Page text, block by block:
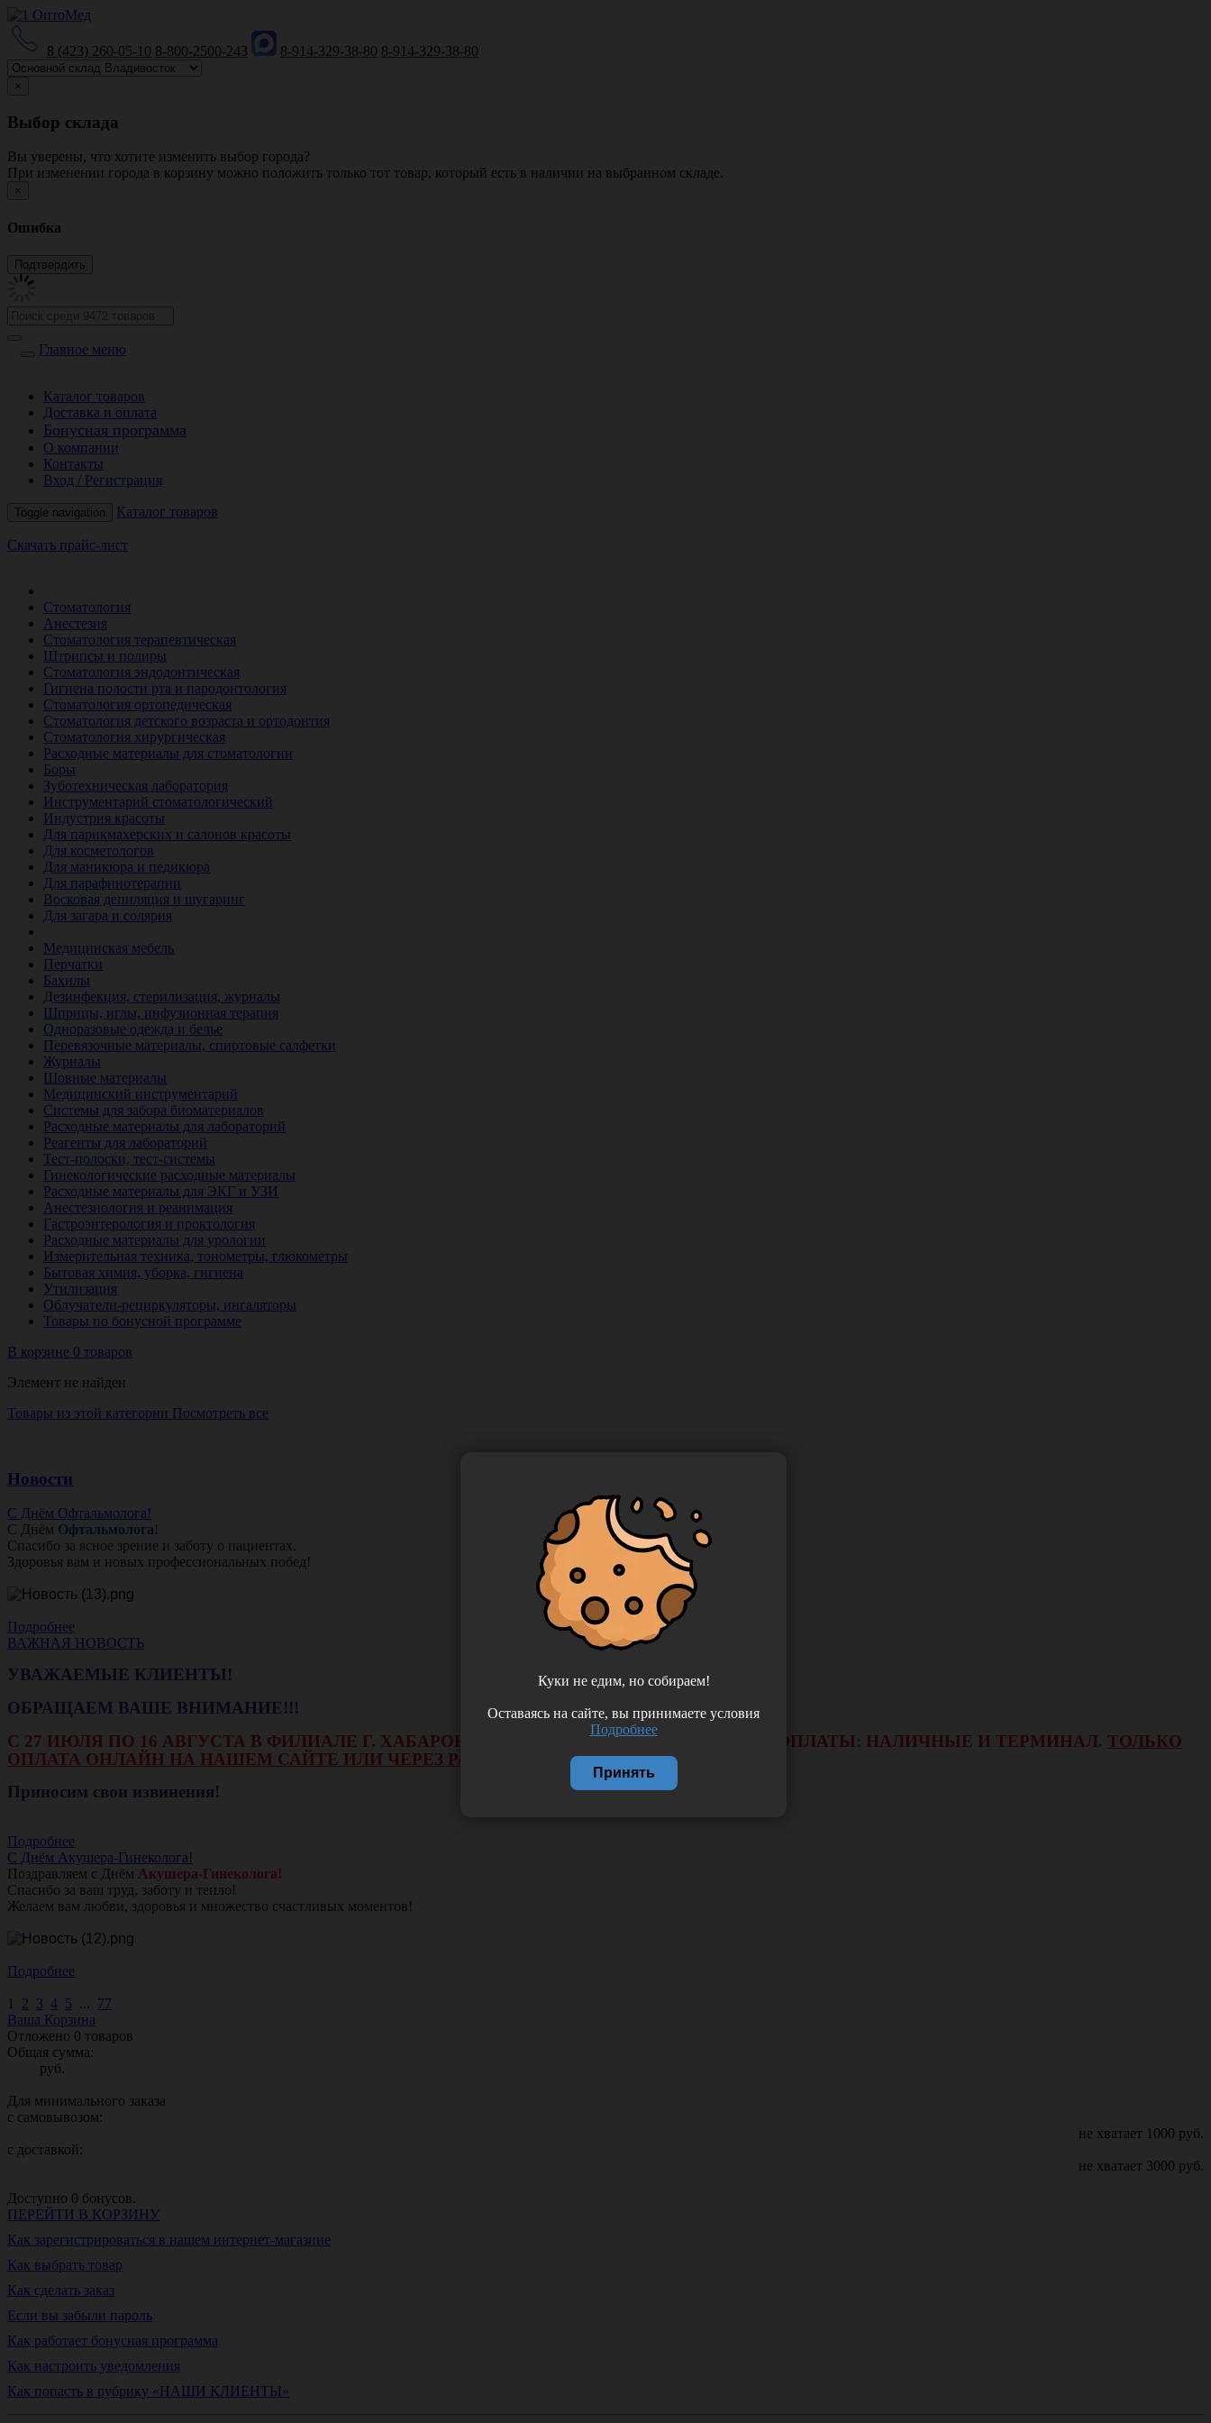
8 (423) 260-05-10 8-800-2500-243 8-914-329-38-80 8-914-329-38-80
×
Выбор склада
Вы уверены, что хотите изменить выбор города?
При изменении города в корзину можно положить только тот товар, который есть в наличии на выбранном складе.
×
Ошибка
Главное меню
Каталог товаров
Доставка и оплата
Бонусная программа
О компании
Контакты
Вход / Регистрация
Toggle navigation Каталог товаров
Скачать прайс-лист
Стоматология
Анестезия
Стоматология терапевтическая
Штрипсы и полиры
Стоматология эндодонтическая
Гигиена полости рта и пародонтология
Стоматология ортопедическая
Стоматология детского возраста и ортодонтия
Стоматология хирургическая
Расходные материалы для стоматологии
Боры
Зуботехническая лаборатория
Инструментарий стоматологический
Индустрия красоты
Для парикмахерских и салонов красоты
Для косметологов
Для маникюра и педикюра
Для парафинотерапии
Восковая депиляция и шугаринг
Для загара и солярия
Медицинская мебель
Перчатки
Бахилы
Дезинфекция, стерилизация, журналы
Шприцы, иглы, инфузионная терапия
Одноразовые одежда и белье
Перевязочные материалы, спиртовые салфетки
Журналы
Шовные материалы
Медицинский инструментарий
Системы для забора биоматериалов
Расходные материалы для лабораторий
Реагенты для лабораторий
Тест-полоски, тест-системы
Гинекологические расходные материалы
Расходные материалы для ЭКГ и УЗИ
Анестезиология и реанимация
Гастроэнтерология и проктология
Расходные материалы для урологии
Измерительная техника, тонометры, глюкометры
Бытовая химия, уборка, гигиена
Утилизация
Облучатели-рециркуляторы, ингаляторы
Товары по бонусной программе
В корзине 0 товаров
Элемент не найден
Товары из этой категории Посмотреть все
Новости
С Днём Офтальмолога!
С Днём Офтальмолога!
Спасибо за ясное зрение и заботу о пациентах.
Здоровья вам и новых профессиональных побед!
Подробнее
ВАЖНАЯ НОВОСТЬ
УВАЖАЕМЫЕ КЛИЕНТЫ!
ОБРАЩАЕМ ВАШЕ ВНИМАНИЕ!!!
С 27 ИЮЛЯ ПО 16 АВГУСТА В ФИЛИАЛЕ Г. ХАБАРОВСКА НЕ БУДЕТ ДЕЙСТВОВАТЬ ВИД ОПЛАТЫ: НАЛИЧНЫЕ И ТЕРМИНАЛ. ТОЛЬКО
ОПЛАТА ОНЛАЙН НА НАШЕМ САЙТЕ ИЛИ ЧЕРЕЗ РАСЧЕТНЫЙ СЧЕТ.
Приносим свои извинения!
Подробнее
С Днём Акушера-Гинеколога!
Поздравляем с Днём Акушера-Гинеколога!
Спасибо за ваш труд, заботу и тепло!
Желаем вам любви, здоровья и множество счастливых моментов!
Подробнее
1 2 3 4 5 ... 77
Ваша Корзина
Отложено 0 товаров
Общая сумма:
руб.
Для минимального заказа
с самовывозом:
не хватает 1000 руб.
с доставкой:
не хватает 3000 руб.
Доступно 0 бонусов.
ПЕРЕЙТИ В КОРЗИНУ
Как зарегистрироваться в нашем интернет-магазине
Как выбрать товар
Как сделать заказ
Если вы забыли пароль
Как работает бонусная программа
Как настроить уведомления
Как попасть в рубрику «НАШИ КЛИЕНТЫ»
Куки не едим, но собираем!
Оставаясь на сайте, вы принимаете условия
Подробнее
Принять